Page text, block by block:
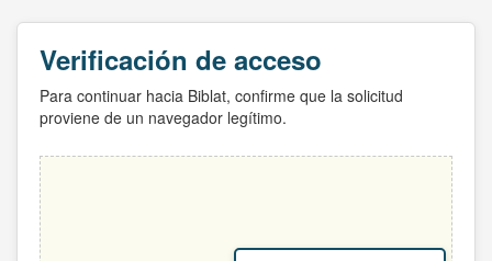
Verificación de acceso
Para continuar hacia Biblat, confirme que la solicitud
proviene de un navegador legítimo.